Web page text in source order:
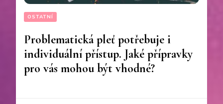
OSTATNÍ
Problematická pleť potřebuje i
individuální přístup. Jaké přípravky
pro vás mohou být vhodné?